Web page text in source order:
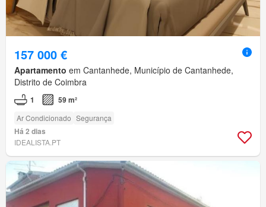
157 000 €
Apartamento em Cantanhede, Município de Cantanhede,
Distrito de Coimbra
1 59 m²
Ar Condicionado Segurança
Há 2 dias
IDEALISTA.PT